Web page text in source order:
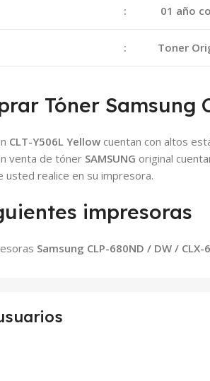
: 01 año
: Toner
Tóner Samsung
CLT-Y506L Yellow cuentan con altos
venta de tóner SAMSUNG original
usted realice en su impresora.
impresoras
Samsung CLP-680ND / DW / CLX-